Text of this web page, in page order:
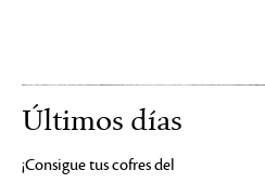
Últimos días
¡Consigue tus cofres del